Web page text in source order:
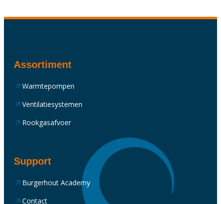
Assortiment
Warmtepompen
Ventilatiesystemen
Rookgasafvoer
Support
Burgerhout Academy
Contact